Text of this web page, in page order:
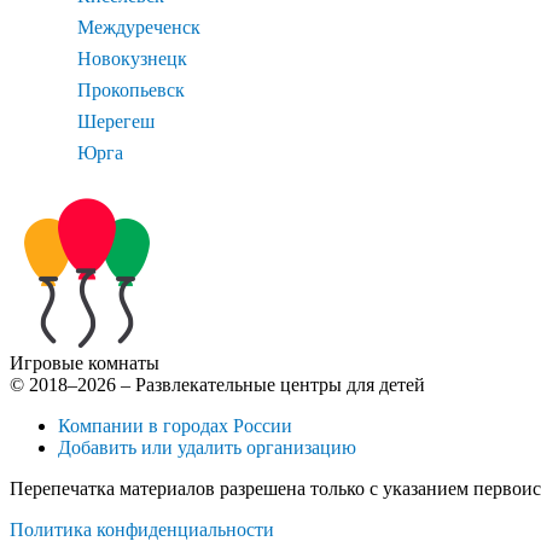
Междуреченск
Новокузнецк
Прокопьевск
Шерегеш
Юрга
Игровые комнаты
© 2018–2026 – Развлекательные центры для детей
Компании в городах России
Добавить или удалить организацию
Перепечатка материалов разрешена только с указанием
Политика конфиденциальности